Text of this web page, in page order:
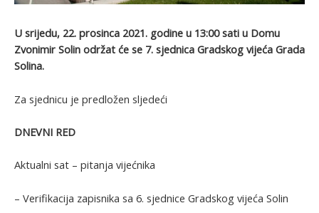
U srijedu, 22. prosinca 2021. godine u 13:00 sati u Domu
Zvonimir Solin održat će se 7. sjednica Gradskog vijeća Grada
Solina.
Za sjednicu je predložen sljedeći
DNEVNI RED
Aktualni sat – pitanja vijećnika
– Verifikacija zapisnika sa 6. sjednice Gradskog vijeća Solin